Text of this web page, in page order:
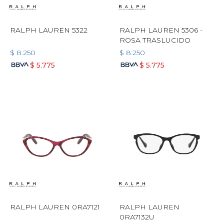
RALPH LAUREN 5322
$ 8.250
$ 5.775
RALPH LAUREN 5306 -
ROSA TRASLUCIDO
$ 8.250
$ 5.775
RALPH LAUREN 0RA7121
RALPH LAUREN
0RA7132U